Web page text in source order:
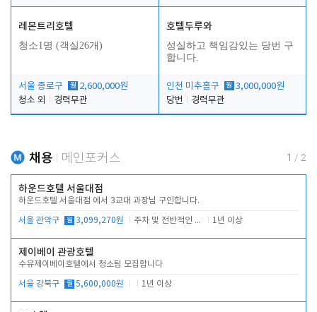
레몬트리호텔
청소1명 (객실26개)
서울 종로구 월 2,600,000원
청소 외
경력무관
호텔두루와
성실하고 책임감있는 당번 구
합니다.
인천 미추홀구 월 3,000,000원
당번
경력무관
채용 메인포커스 1 / 2
하운드호텔 서울대점
하운드호텔 서울대점 에서 3교대 과장님 구인합니다.
서울 관악구 월 3,099,270원 주차 및 전반적인 당번업무 1년 이상
제이베이 관광호텔
수유제이베이호텔에서 청소팀 모집합니다
서울 강북구 월 5,600,000원 1년 이상